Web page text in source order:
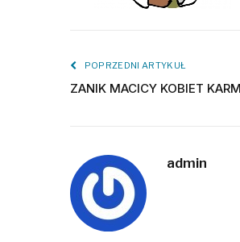
POPRZEDNI ARTYKUŁ
ZANIK MACICY KOBIET
admin